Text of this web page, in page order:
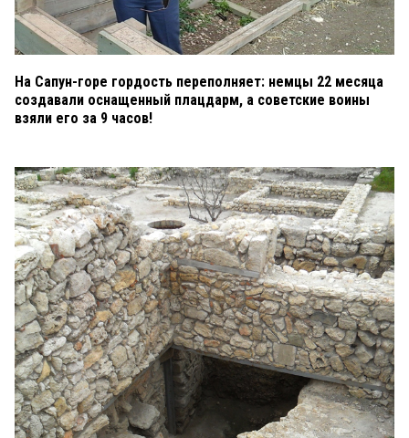
На Сапун-горе гордость переполняет: немцы 22 месяца
создавали оснащенный плацдарм, а советские воины
взяли его за 9 часов!